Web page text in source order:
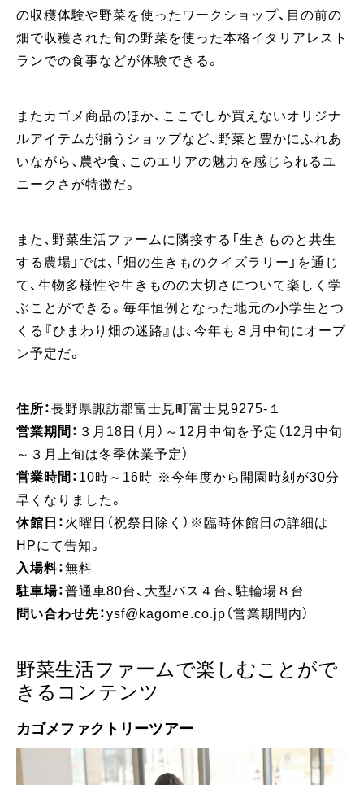
の収穫体験や野菜を使ったワークショップ、目の前の
畑で収穫された旬の野菜を使った本格イタリアレスト
ランでの食事などが体験できる。
またカゴメ商品のほか、ここでしか買えないオリジナ
ルアイテムが揃うショップなど、野菜と豊かにふれあ
いながら、農や食、このエリアの魅力を感じられるユ
ニークさが特徴だ。
また、野菜生活ファームに隣接する「生きものと共生
する農場」では、「畑の生きものクイズラリー」を通じ
て、生物多様性や生きものの大切さについて楽しく学
ぶことができる。毎年恒例となった地元の小学生とつ
くる『ひまわり畑の迷路』は、今年も８月中旬にオープ
ン予定だ。
住所：長野県諏訪郡富士見町富士見9275-１
営業期間： ３月18日（月）～12月中旬を予定（12月中旬
～３月上旬は冬季休業予定）
営業時間： 10時～16時 ※今年度から開園時刻が30分
早くなりました。
休館日： 火曜日（祝祭日除く）※臨時休館日の詳細は
HPにて告知。
入場料：無料
駐車場：普通車80台、大型バス４台、駐輪場８台
問い合わせ先：ysf@kagome.co.jp（営業期間内）
野菜生活ファームで楽しむことがで
きるコンテンツ
カゴメファクトリーツアー